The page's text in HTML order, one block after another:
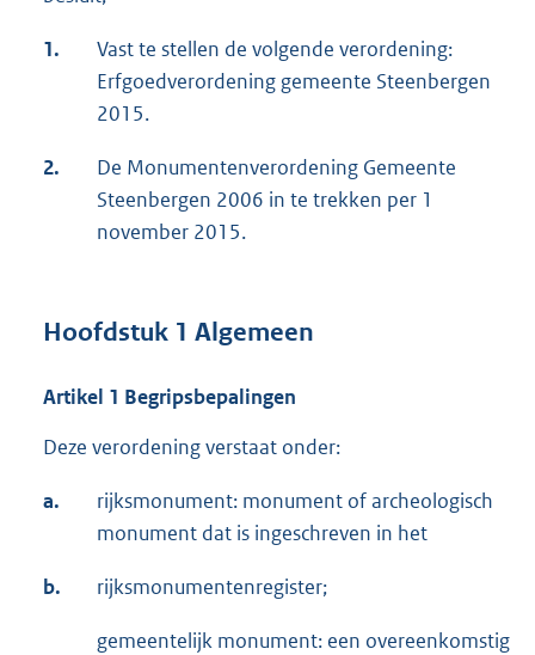
1.
Vast te stellen de volgende verordening:
Erfgoedverordening gemeente Steenbergen
2015.
2.
De Monumentenverordening Gemeente
Steenbergen 2006 in te trekken per 1
november 2015.
Hoofdstuk 1 Algemeen
Artikel 1 Begripsbepalingen
Deze verordening verstaat onder:
a.
rijksmonument: monument of archeologisch
monument dat is ingeschreven in het
b. rijksmonumentenregister;
gemeentelijk monument: een overeenkomstig